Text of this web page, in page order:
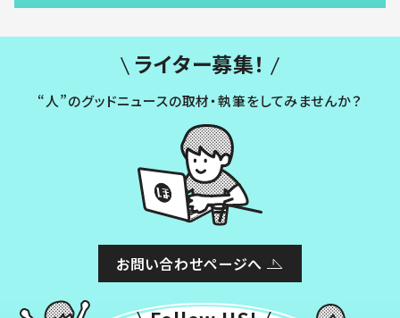
ライター募集！
“人”のグッドニュースの取材・執筆をしてみませんか？
お問い合わせページへ